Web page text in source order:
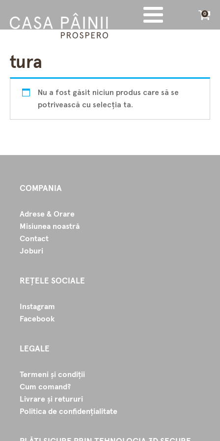
0
tura
Nu a fost găsit niciun produs care să se
potrivească cu selecția ta.
COMPANIA
Adrese & Orare
Misiunea noastră
Contact
Joburi
REȚELE SOCIALE
Instagram
Facebook
LEGALE
Termeni și condiții
Cum comand?
Livrare și retururi
Politica de confidențialitate